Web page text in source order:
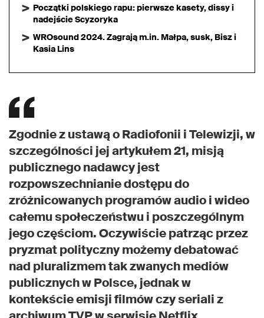
Początki polskiego rapu: pierwsze kasety, dissy i
nadejście Scyzoryka
WROsound 2024. Zagrają m.in. Małpa, susk, Bisz i
Kasia Lins
Zgodnie z ustawą o Radiofonii i Telewizji, w
szczególności jej artykułem 21, misją
publicznego nadawcy jest
rozpowszechnianie dostępu do
zróżnicowanych programów audio i wideo
całemu społeczeństwu i poszczególnym
jego częściom. Oczywiście patrząc przez
pryzmat polityczny możemy debatować
nad pluralizmem tak zwanych mediów
publicznych w Polsce, jednak w
kontekście emisji filmów czy seriali z